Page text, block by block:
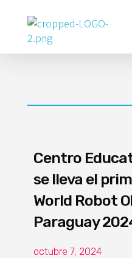
Poder Agropecuario
Centro
se lleva el
World Robot
Paraguay
octubre 7, 2024